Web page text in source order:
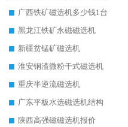
广西铁矿磁选机多少钱1台
黑龙江铁矿永磁磁选机
新疆贫锰矿磁选机
淮安钢渣微粉干式磁选机
重庆半逆流磁选机
广东平板水选磁选机结构
陕西高强磁磁选机报价